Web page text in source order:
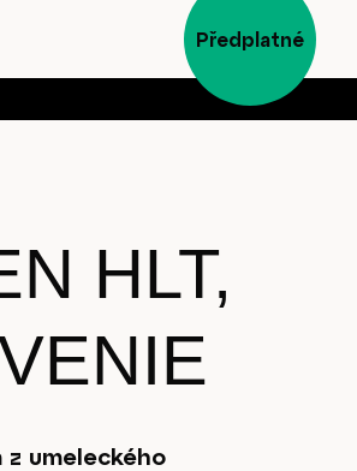
Předplatné
HLT,
z umeleckého